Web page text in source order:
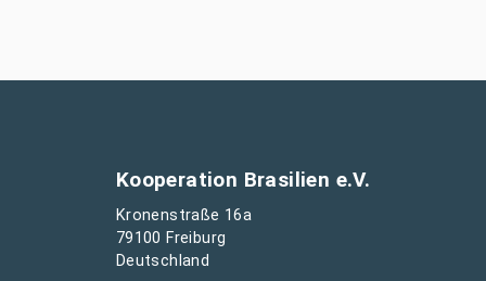
Kooperation Brasilien e.V.
Kronenstraße 16a
79100 Freiburg
Deutschland